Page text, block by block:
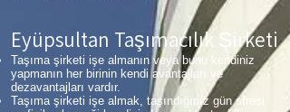
Eyüpsultan Taşımacılık Şirketi
Taşıma şirketi işe almanın veya bunu kendiniz
yapmanın her birinin kendi avantajları ve
dezavantajları vardır.
Taşıma şirketi işe almak, taşındığınız gün stresi